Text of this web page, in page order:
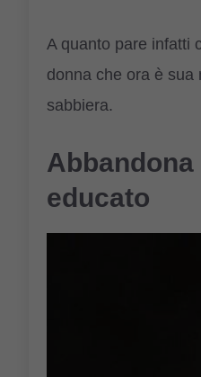
A quanto pare infatti
donna che ora è sua
sabbiera.
educato